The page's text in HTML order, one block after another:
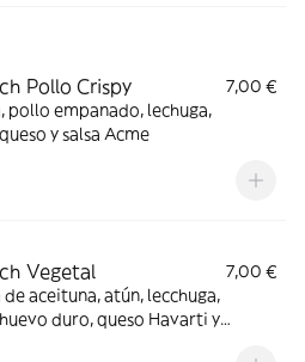
Pollo Crispy
7,00 €
pollo empanado, lechuga,
y salsa Acme
Vegetal
7,00 €
de aceituna, atún, lecchuga,
duro, queso Havarti y